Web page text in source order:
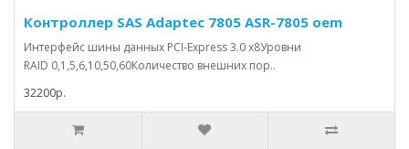
Контроллер SAS Adaptec 7805 ASR-7805 oem
Интерфейс шины данных PCI-Express 3.0 x8Уровни
RAID 0,1,5,6,10,50,60Количество внешних пор..
32200р.